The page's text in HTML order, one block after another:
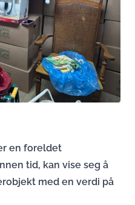
en foreldet
tid, kan vise seg å
med en verdi på